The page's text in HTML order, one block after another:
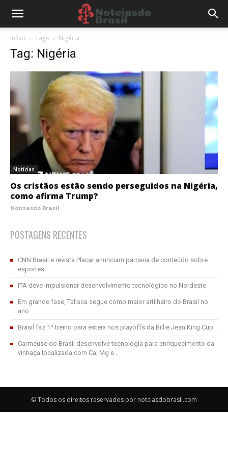
Início Tags Nigéria
Tag: Nigéria
Notícias
Os cristãos estão sendo perseguidos na Nigéria,
como afirma Trump?
Notciasdo Brasil
POSTAGENS RECENTES
CNN Brasil e revista Placar anunciam parceria de conteúdo sobre
esportes
ITA deve impulsionar desenvolvimento tecnológico no Nordeste
Em grande fase, Talisca segue como maior artilheiro do Brasil no
ano
Brasil faz 1º treino para esteia nos playoffs da Billie Jean King Cup
Carmeuse do Brasil desenvolve tecnologia para enriquecimento da
vinhaça localizada com Ca, Mg e...
© Todos os direitos reservados por notciasdobrasil.com